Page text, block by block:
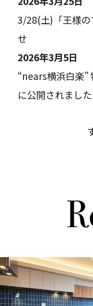
3/28(土)「王様の
せ
2026年3月5日
“nears横浜白楽”
に公開されました